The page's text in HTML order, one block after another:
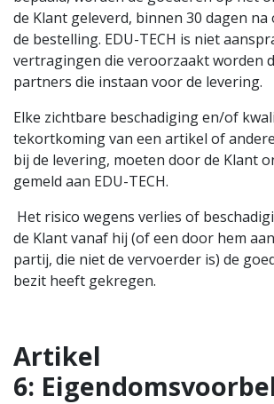
de Klant geleverd, binnen 30 dagen
de bestelling. EDU-TECH is niet
vertragingen die veroorzaakt worden
partners die instaan voor de levering.
Elke zichtbare beschadiging en/of
tekortkoming van een artikel of
bij de levering, moeten door de Klant
gemeld aan EDU-TECH.
Het risico wegens verlies of
de Klant vanaf hij (of een door hem
partij, die niet de vervoerder is) de
bezit heeft gekregen.
Artikel
6: